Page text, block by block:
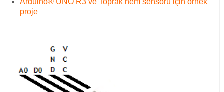
Arduino® UNO R3 ve Toprak nem sensörü için örnek
proje